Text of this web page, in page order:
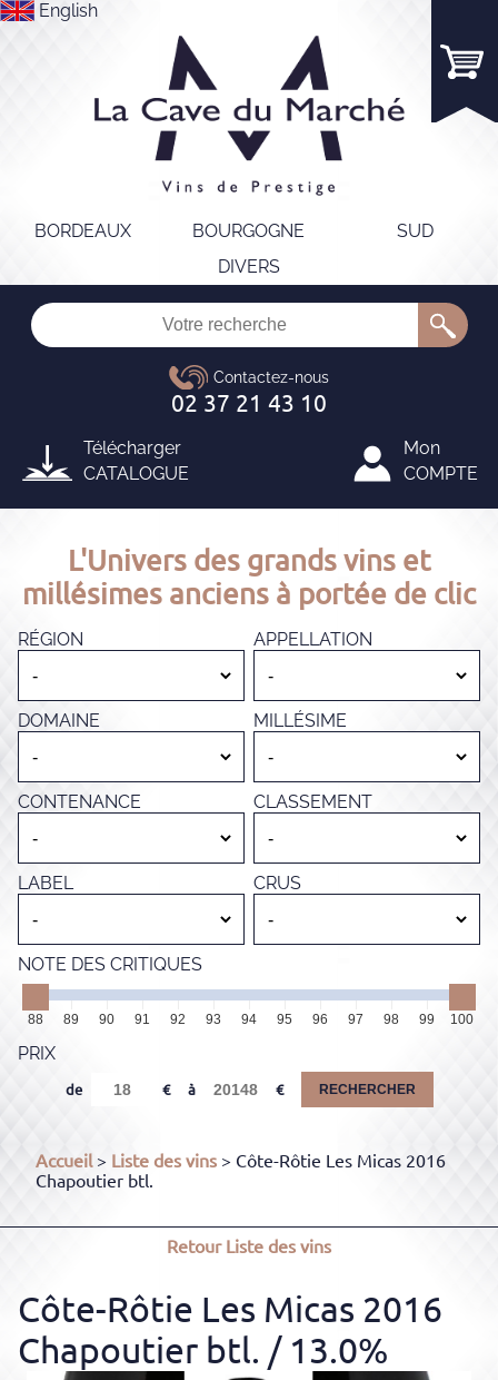
English
BORDEAUX BOURGOGNE
SUD
DIVERS
Télécharger
CATALOGUE
Mon
COMPTE
L'Univers des grands vins et
millésimes anciens à portée de clic
RÉGION APPELLATION
DOMAINE MILLÉSIME
CONTENANCE CLASSEMENT
LABEL CRUS
NOTE DES CRITIQUES
88 89 90 91 92 93 94 95 96 97 98 99 100
PRIX
de à RECHERCHER
Accueil> Liste des vins > Côte-Rôtie Les Micas 2016
Chapoutier btl.
RetourListe des vins
Côte-Rôtie Les Micas 2016
Chapoutier btl. / 13.0%